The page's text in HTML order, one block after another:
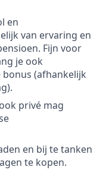
en
van ervaring en
Fijn voor
je ook
(afhankelijk
privé mag
en bij te tanken
te kopen.